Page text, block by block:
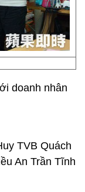
doanh nhân
TVB Quách
An Trần Tĩnh